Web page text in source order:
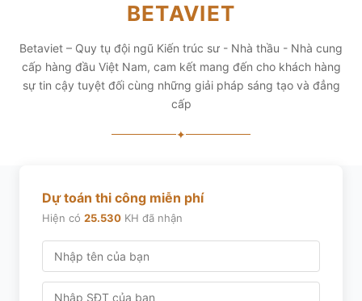
BETAVIET
Betaviet – Quy tụ đội ngũ Kiến trúc sư - Nhà thầu - Nhà cung
cấp hàng đầu Việt Nam, cam kết mang đến cho khách hàng
sự tin cậy tuyệt đối cùng những giải pháp sáng tạo và đẳng
cấp
✦
Dự toán thi công miễn phí
Hiện có 25.530 KH đã nhận